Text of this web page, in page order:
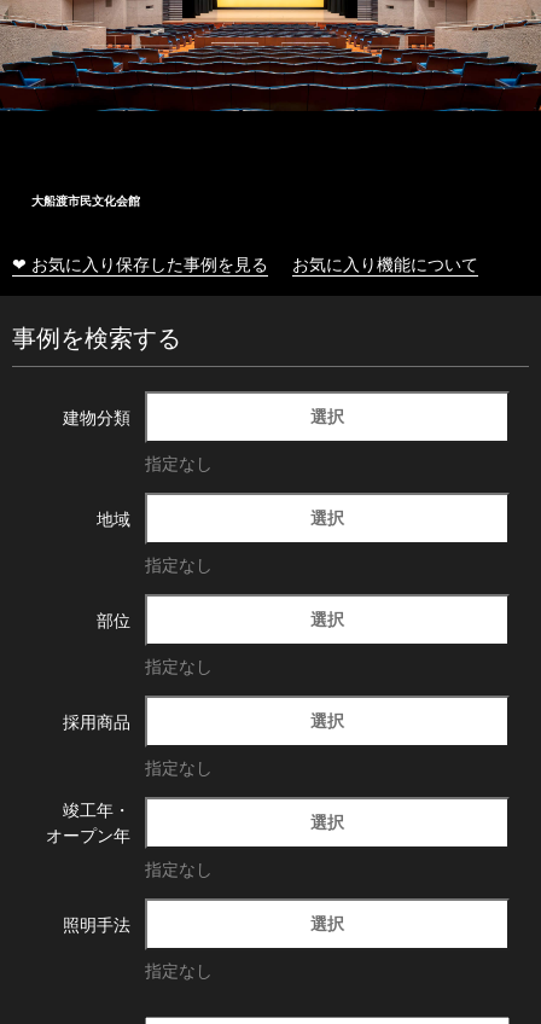
大船渡市民文化会館
❤ お気に入り保存した事例を見る お気に入り機能について
事例を検索する
建物分類 選択
指定なし
地域 選択
指定なし
部位 選択
指定なし
採用商品 選択
指定なし
竣工年・
オープン年
選択
指定なし
照明手法 選択
指定なし